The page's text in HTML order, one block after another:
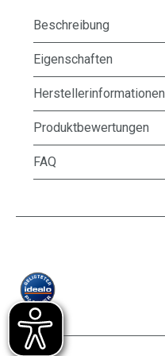
Beschreibung
Eigenschaften
Herstellerinformationen
Produktbewertungen
FAQ